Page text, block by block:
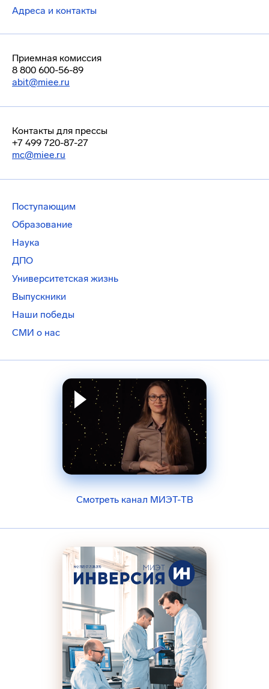
Адреса и контакты
Приемная комиссия
8 800 600-56-89
abit@miee.ru
Контакты для прессы
+7 499 720-87-27
mc@miee.ru
Поступающим
Образование
Наука
ДПО
Университетская жизнь
Выпускники
Наши победы
СМИ о нас
Смотреть канал МИЭТ-ТВ